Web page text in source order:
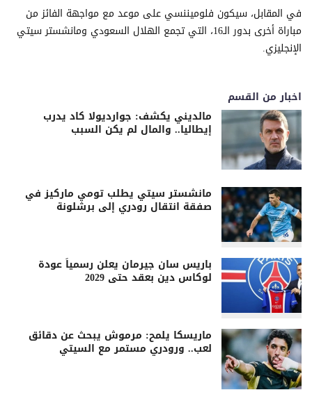
في المقابل، سيكون فلوميننسي على موعد مع مواجهة الفائز من
مباراة أخرى بدور الـ16، التي تجمع الهلال السعودي ومانشستر سيتي
الإنجليزي.
اخبار من القسم
مالديني يكشف: جوارديولا كاد يدرب
إيطاليا.. والمال لم يكن السبب
مانشستر سيتي يطلب تومي ماركيز في
صفقة انتقال رودري إلى برشلونة
باريس سان جيرمان يعلن رسمياً عودة
لوكاس دين بعقد حتى 2029
ماريسكا يلمح: مرموش يبحث عن دقائق
لعب.. ورودري مستمر مع السيتي